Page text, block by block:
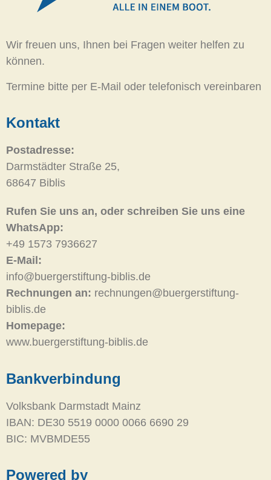
Wir freuen uns, Ihnen bei Fragen weiter helfen zu
können.
Termine bitte per E-Mail oder telefonisch vereinbaren
Kontakt
Postadresse:
Darmstädter Straße 25,
68647 Biblis
Rufen Sie uns an, oder schreiben Sie uns eine
WhatsApp:
+49 1573 7936627
E-Mail:
info@buergerstiftung-biblis.de
Rechnungen an: rechnungen@buergerstiftung-
biblis.de
Homepage:
www.buergerstiftung-biblis.de
Bankverbindung
Volksbank Darmstadt Mainz
IBAN: DE30 5519 0000 0066 6690 29
BIC: MVBMDE55
Powered by